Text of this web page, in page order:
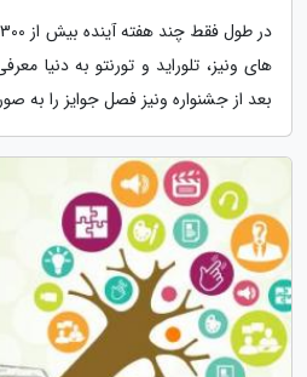
های ونیز، تلوراید و تورنتو به دنیا
بعد از جشنواره ونیز فصل جوایز را به